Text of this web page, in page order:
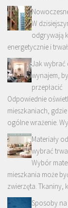
W
odgrywają
energetycznie i
Jak wybrać
wynajem,
przepłacić
Odpowiednie
mieszkaniach,
ogólne wrażenie.
Materiały
wybrać
Wybór
mieszkania może
zwierzęta. Tkaniny,
Sposoby